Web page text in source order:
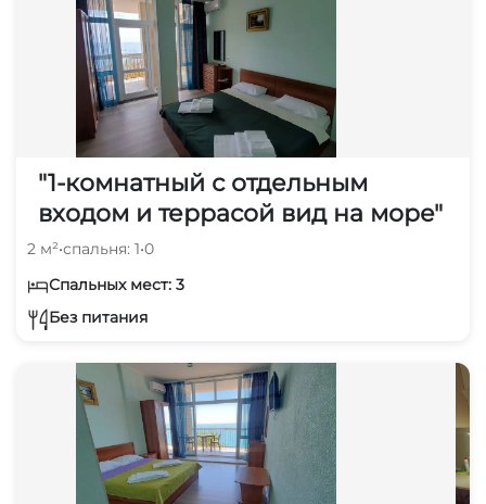
"1-комнатный с отдельным
входом и террасой вид на море"
2 м²•спальня: 1•0
Спальных мест: 3
Без питания